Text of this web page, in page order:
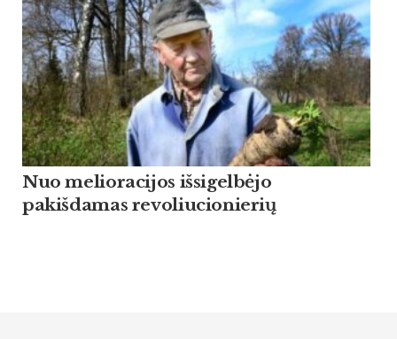
Nuo melioracijos išsigelbėjo
pakišdamas revoliucionierių